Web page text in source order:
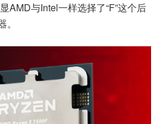
AMD与Intel一样选择了“F”这个后